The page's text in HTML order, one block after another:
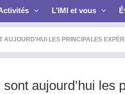
L’IMI et vous
AUJOURD’HUI LES PRINCIPALES
sont aujourd’hui les